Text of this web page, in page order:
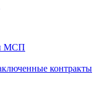
МСП
контракты